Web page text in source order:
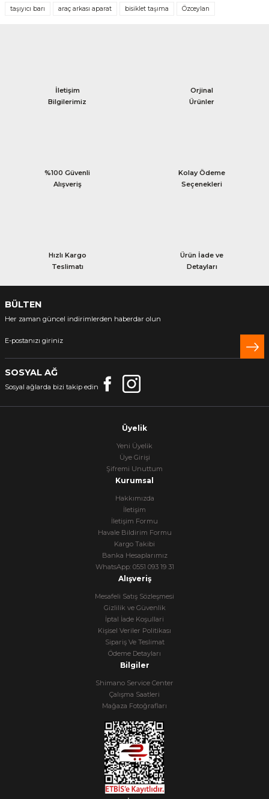
taşıyıcı barı araç arkası aparat bisiklet taşıma Özceylan
İletişim
Bilgilerimiz
Orjinal
Ürünler
%100 Güvenli
Alışveriş
Kolay Ödeme
Seçenekleri
Hızlı Kargo
Teslimatı
Ürün İade ve
Detayları
BÜLTEN
Her zaman güncel indirimlerden haberdar olun
SOSYAL AĞ
Sosyal ağlarda bizi takip edin
Üyelik
Yeni Üyelik
Üye Girişi
Şifremi Unuttum
Kurumsal
Hakkımızda
İletişim
İletişim Formu
Havale Bildirim Formu
Kargo Takibi
Banka Hesaplarımız
WhatsApp: 0551 093 19 31
Alışveriş
Mesafeli Satış Sözleşmesi
Gizlilik ve Güvenlik
İptal İade Koşullari
Kişisel Veriler Politikası
Sipariş Ve Teslimat
Ödeme Detayları
Bilgiler
Shimano Service Center
Çalışma Saatleri
Mağaza Fotoğrafları